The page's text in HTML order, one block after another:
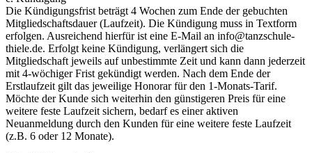
Die Kündigungsfrist beträgt 4 Wochen zum Ende der gebuchten
Mitgliedschaftsdauer (Laufzeit). Die Kündigung muss in Textform
erfolgen. Ausreichend hierfür ist eine E-Mail an info@tanzschule-
thiele.de. Erfolgt keine Kündigung, verlängert sich die
Mitgliedschaft jeweils auf unbestimmte Zeit und kann dann jederzeit
mit 4-wöchiger Frist gekündigt werden. Nach dem Ende der
Erstlaufzeit gilt das jeweilige Honorar für den 1-Monats-Tarif.
Möchte der Kunde sich weiterhin den günstigeren Preis für eine
weitere feste Laufzeit sichern, bedarf es einer aktiven
Neuanmeldung durch den Kunden für eine weitere feste Laufzeit
(z.B. 6 oder 12 Monate).